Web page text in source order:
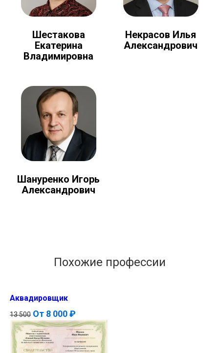
Шестакова
Екатерина
Владимировна
Некрасов Илья
Александрович
Шануренко Игорь
Александрович
Похожие профессии
Аквадировщик
13 500 От 8 000 ₽